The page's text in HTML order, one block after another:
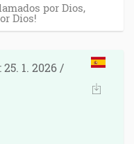
por Dios,
Dios!
1. 2026 /